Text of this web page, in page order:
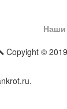
Наши
Copyight ©